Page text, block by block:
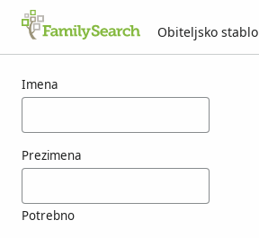
Obiteljsko stablo
Imena
Prezimena
Potrebno